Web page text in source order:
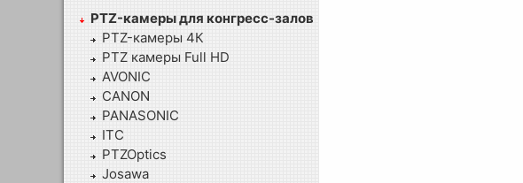
PTZ-камеры для конгресс-залов
PTZ-камеры 4К
PTZ камеры Full HD
AVONIC
CANON
PANASONIC
ITC
PTZOptics
Josawa